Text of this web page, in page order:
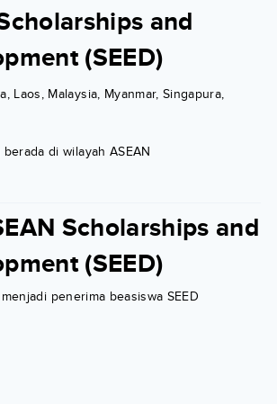
and
(SEED)
Laos, Malaysia, Myanmar, Singapura,
di wilayah ASEAN
Scholarships and
(SEED)
penerima beasiswa SEED